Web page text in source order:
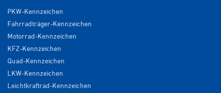
PKW-Kennzeichen
Fahrradträger-Kennzeichen
Motorrad-Kennzeichen
KFZ-Kennzeichen
Quad-Kennzeichen
LKW-Kennzeichen
Leichtkraftrad-Kennzeichen